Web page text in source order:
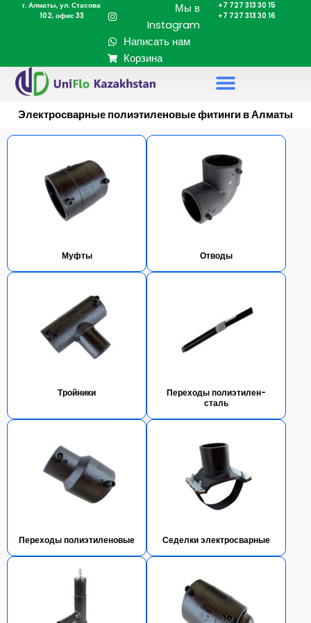
Перейтиг. Алматы, ул. Стасова
102, офис 33
Мы в
Instagram
Написать нам
Корзина
+7 727 313 30 15
+7 727 313 30 16
Электросварные полиэтиленовые фитинги в Алматы
Муфты Отводы
Тройники
Переходы полиэтилен-
сталь
Переходы полиэтиленовые Седелки электросварные